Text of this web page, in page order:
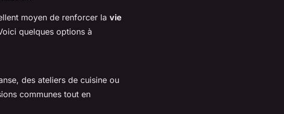
moyen de renforcer la vie
quelques options à
des ateliers de cuisine ou
communes tout en